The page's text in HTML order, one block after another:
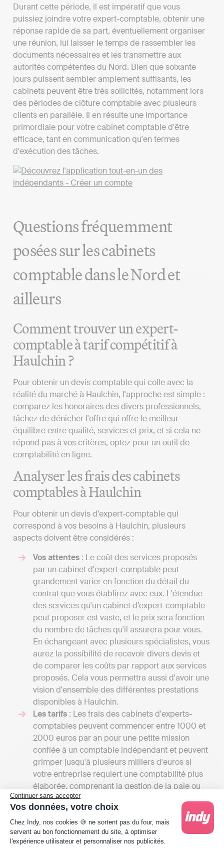
Continuer sans accepter
Vos données, votre choix
Plateforme de Gestion du Consentement :
Chez Indy, nos cookies 🍪 ne sortent pas du four, mais
servent au bon fonctionnement du site, à optimiser
l'expérience utilisateur et personnaliser nos publicités.
Durant cette période, il est impératif que vous
puissiez joindre votre expert-comptable, obtenir une
réponse rapide de sa part, éventuellement organiser
une réunion, lui laisser le temps de rassembler les
documents nécessaires et les transmettre aux
autorités compétentes du Nord. Bien que soixante
jours puissent sembler amplement suffisants, les
cabinets peuvent être très sollicités, notamment lors
des périodes de clôture comptable avec plusieurs
clients en parallèle. Il en résulte une importance
primordiale pour votre cabinet comptable d'être
efficace, tant en communication qu'en termes
d'exécution des tâches.
Questions fréquemment
posées sur les cabinets
comptable dans le Nord et
ailleurs
Comment trouver un expert-
comptable à tarif compétitif à
Haulchin ?
Pour obtenir un devis comptable qui colle avec la
réalité du marché à Haulchin, l'approche est simple :
comparez les honoraires des divers professionnels,
tâchez de dénicher l'offre qui offre le meilleur
équilibre entre qualité, services et prix, et si cela ne
répond pas à vos critères, optez pour un outil de
comptabilité en ligne.
Analyser les frais des cabinets
comptables à Haulchin
Pour obtenir un devis d’expert-comptable qui
correspond à vos besoins à Haulchin, plusieurs
aspects doivent être considérés :
Vos attentes : Le coût des services proposés
par un cabinet d'expert-comptable peut
grandement varier en fonction du détail du
contrat que vous établirez avec eux. L'étendue
des services qu'un cabinet d’expert-comptable
peut proposer est vaste, et le prix sera fonction
du nombre de tâches qu'il assurera pour vous.
En échangeant avec plusieurs spécialistes, vous
aurez la possibilité de recevoir divers devis et
de comparer les coûts par rapport aux services
proposés. Cela vous permettra aussi d'avoir une
vision d'ensemble des différentes prestations
disponibles à Haulchin.
Les tarifs : Les frais des cabinets d'experts-
comptables peuvent commencer entre 1000 et
2000 euros par an pour une petite mission
confiée à un comptable indépendant et peuvent
grimper jusqu'à plusieurs milliers d'euros si
votre entreprise requiert une comptabilité plus
élaborée, comprenant la gestion de la paie ou
l'établissement d’un budget prévisionnel. Avec
Indy, vous pouvez tenir votre comptabilité et
transmettre vos déclarations fiscales en ligne
dès 20 € HT par mois.